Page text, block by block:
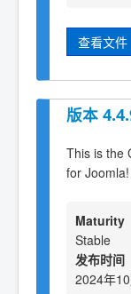
查看文件
版本
This is the
for
Maturity
Stable
发布时间
2024年